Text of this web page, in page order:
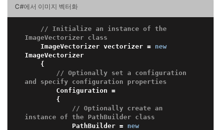
C#에서 이미지 벡터화
// Initialize an instance of the
ImageVectorizer class
    ImageVectorizer vectorizer =
new
ImageVectorizer
// Optionally set a configuration
and specify configuration properties
// Optionally create an
instance of the PathBuilder class
            PathBuilder =
new